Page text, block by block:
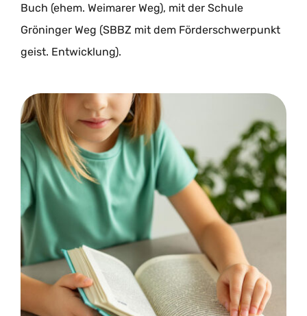
Buch (ehem. Weimarer Weg), mit der Schule
Gröninger Weg (SBBZ mit dem Förderschwerpunkt
geist. Entwicklung).